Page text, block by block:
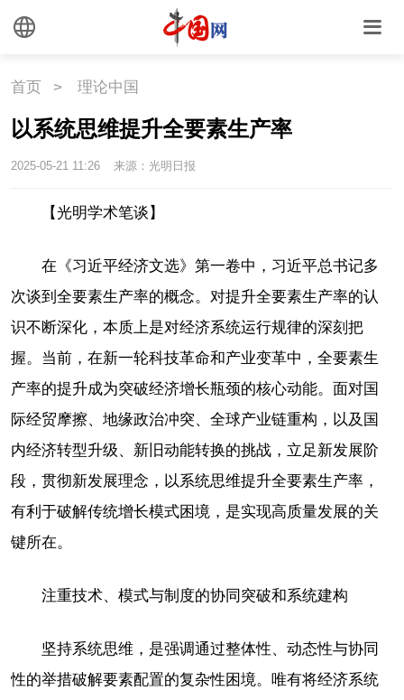
首页 > 理论中国
以系统思维提升全要素生产率
2025-05-21 11:26 来源：光明日报
【光明学术笔谈】
在《习近平经济文选》第一卷中，习近平总书记多
次谈到全要素生产率的概念。对提升全要素生产率的认
识不断深化，本质上是对经济系统运行规律的深刻把
握。当前，在新一轮科技革命和产业变革中，全要素生
产率的提升成为突破经济增长瓶颈的核心动能。面对国
际经贸摩擦、地缘政治冲突、全球产业链重构，以及国
内经济转型升级、新旧动能转换的挑战，立足新发展阶
段，贯彻新发展理念，以系统思维提升全要素生产率，
有利于破解传统增长模式困境，是实现高质量发展的关
键所在。
注重技术、模式与制度的协同突破和系统建构
坚持系统思维，是强调通过整体性、动态性与协同
性的举措破解要素配置的复杂性困境。唯有将经济系统